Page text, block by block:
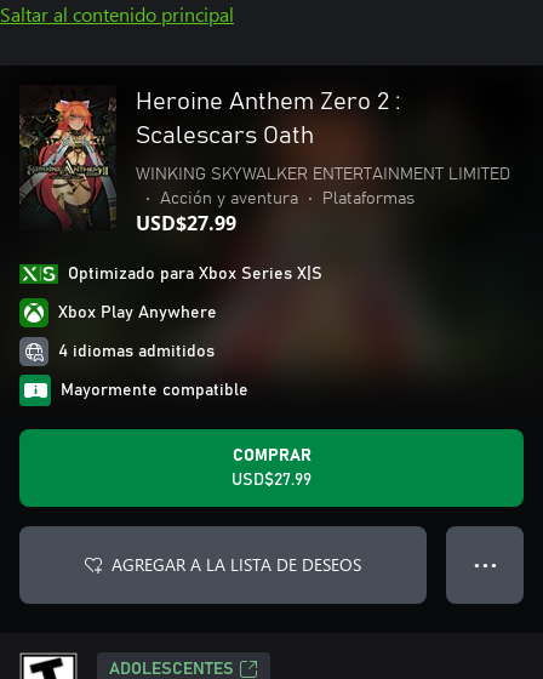
Saltar al contenido principal
Heroine Anthem Zero 2 :
Scalescars Oath
WINKING SKYWALKER ENTERTAINMENT LIMITED
•
Acción y aventura • Plataformas
USD$27.99
Optimizado para Xbox Series X|S
Xbox Play Anywhere
4 idiomas admitidos
Mayormente compatible
COMPRAR
USD$27.99
AGREGAR A LA LISTA DE DESEOS ● ● ●
ADOLESCENTES